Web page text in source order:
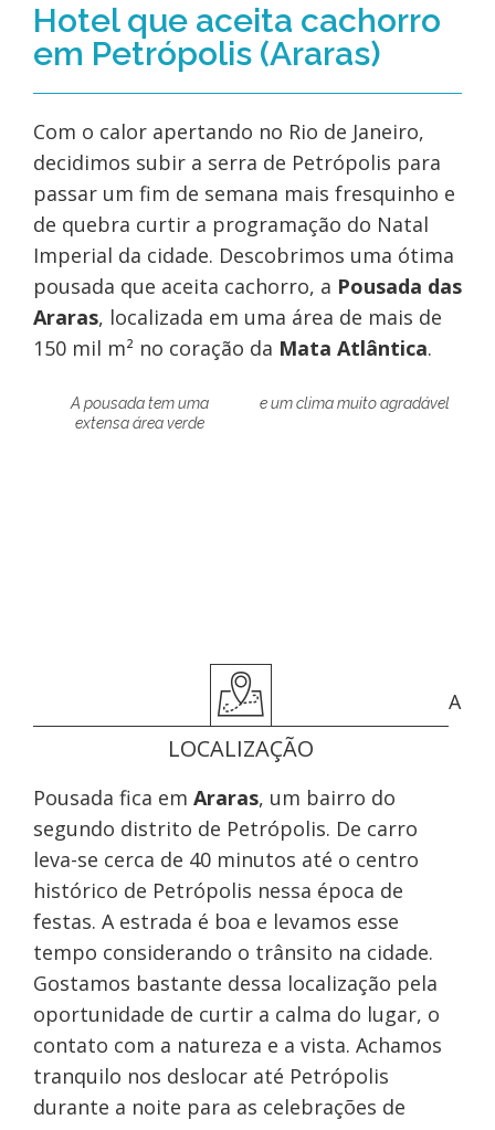
Hotel que aceita cachorro
em Petrópolis (Araras)
Com o calor apertando no Rio de Janeiro,
decidimos subir a serra de Petrópolis para
passar um fim de semana mais fresquinho e
de quebra curtir a programação do Natal
Imperial da cidade. Descobrimos uma ótima
pousada que aceita cachorro, a Pousada das
Araras, localizada em uma área de mais de
150 mil m² no coração da Mata Atlântica.
A pousada tem uma
extensa área verde
e um clima muito agradável
LOCALIZAÇÃO
A
Pousada fica em Araras, um bairro do
segundo distrito de Petrópolis. De carro
leva-se cerca de 40 minutos até o centro
histórico de Petrópolis nessa época de
festas. A estrada é boa e levamos esse
tempo considerando o trânsito na cidade.
Gostamos bastante dessa localização pela
oportunidade de curtir a calma do lugar, o
contato com a natureza e a vista. Achamos
tranquilo nos deslocar até Petrópolis
durante a noite para as celebrações de